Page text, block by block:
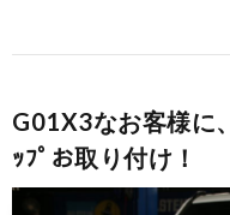
G01X3なお客様に
ｯﾌﾟお取り付け！